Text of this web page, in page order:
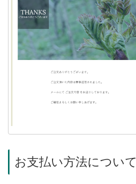
お支払い方法について